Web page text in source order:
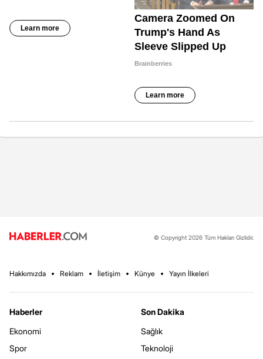
© Copyright 2026 Tüm Hakları Gizlidir.
Hakkımızda Reklam İletişim Künye Yayın İlkeleri
Haberler
Ekonomi
Spor
Son Dakika
Sağlık
Teknoloji